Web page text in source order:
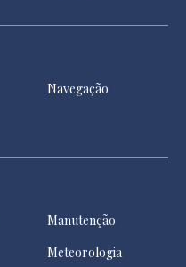
Navegação
Manutenção
Meteorologia